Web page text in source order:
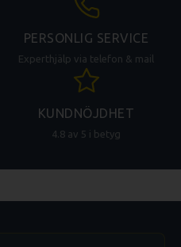
PERSONLIG SERVICE
Experthjälp via telefon & mail
KUNDNÖJDHET
4.8 av 5 i betyg